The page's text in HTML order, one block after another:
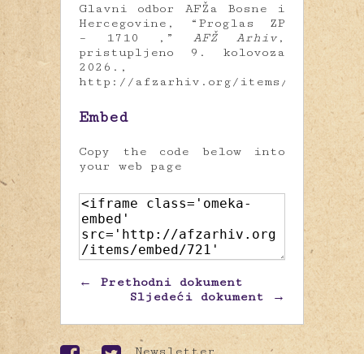
Glavni odbor AFŽa Bosne i
Hercegovine, “Proglas ZP
– 1710 ,” AFŽ Arhiv ,
pristupljeno 9. kolovoza
2026.,
http://afzarhiv.org/items/show/721
.
Embed
Copy the code below into
your web page
← Prethodni dokument
Sljedeći dokument →
Newsletter